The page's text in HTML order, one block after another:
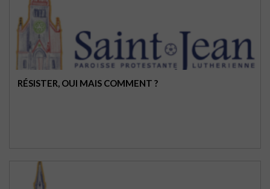
RÉSISTER, OUI MAIS COMMENT ?